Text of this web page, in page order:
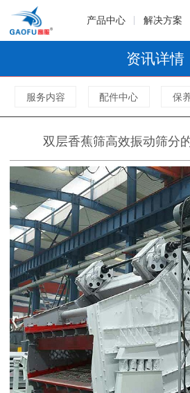
产品中心 解决方案
资讯详情
服务内容 配件中心 保
双层香蕉筛高效振动筛分